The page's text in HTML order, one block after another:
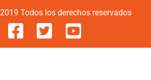
Todos los derechos reservados